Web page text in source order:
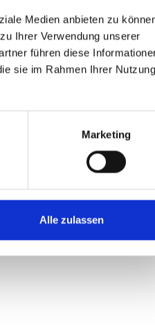
Medien anbieten zu
Ihrer Verwendung unserer
führen diese
sie im Rahmen Ihrer Nutzung
Marketing
Alle zulassen
umbenannt
und wir leiten dich